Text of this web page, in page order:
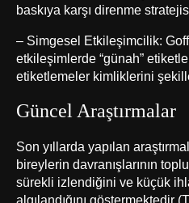
baskıya karşı direnme
– Simgesel Etkileşimcilik:
etkileşimlerde “günah”
etiketlemeler kimliklerini
Güncel Araştırmalar
Son yıllarda yapılan
bireylerin davranışlarının
sürekli izlendiğini ve küçük